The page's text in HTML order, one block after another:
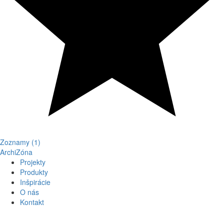
Zoznamy (1)
ArchiZóna
Projekty
Produkty
Inšpirácie
O nás
Kontakt